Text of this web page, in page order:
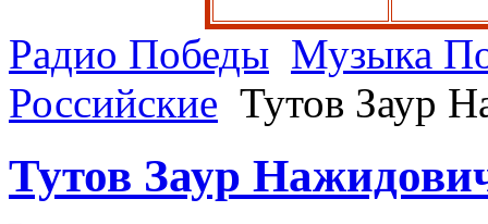
Радио Победы Музыка
Российские Тутов Заур
Тутов Заур